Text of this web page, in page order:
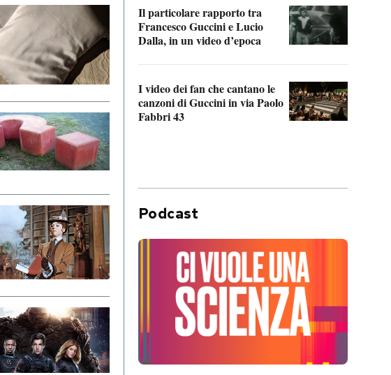
Il particolare rapporto tra
Francesco Guccini e Lucio
Dalla, in un video d’epoca
I video dei fan che cantano le
canzoni di Guccini in via Paolo
Fabbri 43
Podcast